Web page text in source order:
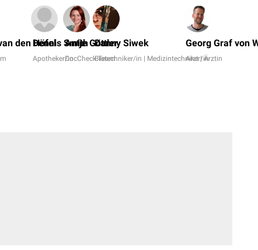
den Höfel
Dennis Smith
Apotheker/in
Antje Göttler
DocCheck Team
Danny Siwek
Biotechniker/in | Medizintechniker/in
Georg Graf von
Arzt | Ärztin